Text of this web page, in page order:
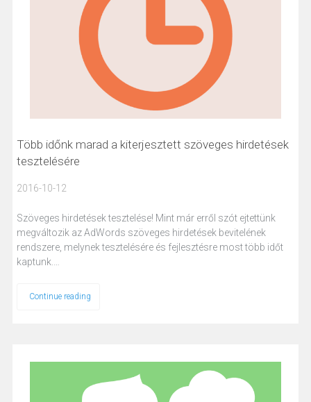
Több időnk marad a kiterjesztett szöveges hirdetések
tesztelésére
2016-10-12
Szöveges hirdetések tesztelése! Mint már erről szót ejtettünk
megváltozik az AdWords szöveges hirdetések bevitelének
rendszere, melynek tesztelésére és fejlesztésre most több időt
kaptunk.…
Continue reading